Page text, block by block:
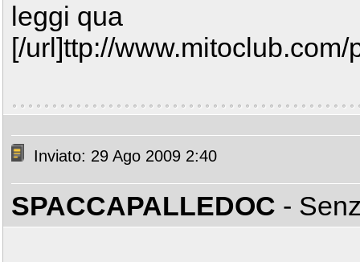
leggi qua
[/url]ttp://
Inviato: 29 Ago 2009 2:40
SPACCAPALLEDOC -